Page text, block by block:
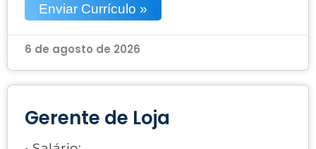
Enviar Currículo »
6 de agosto de 2026
Gerente de Loja